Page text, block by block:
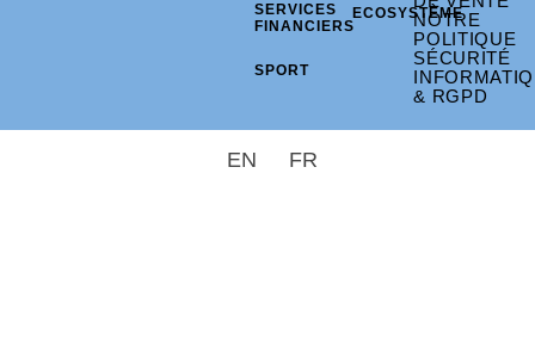
SERVICES
FINANCIERS
SPORT
ECOSYSTÈME
NOTRE
POLITIQUE
SÉCURITÉ
& RGPD
EN FR